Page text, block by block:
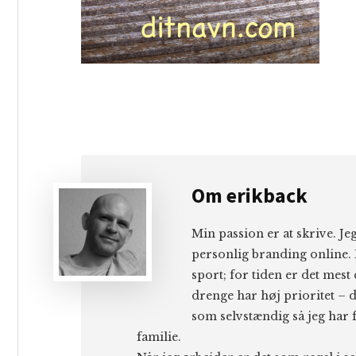
Om erikback
Min passion er at skrive.
personlig branding online.
sport; for tiden er det mest
drenge har høj prioritet –
som selvstændig så jeg
familie.